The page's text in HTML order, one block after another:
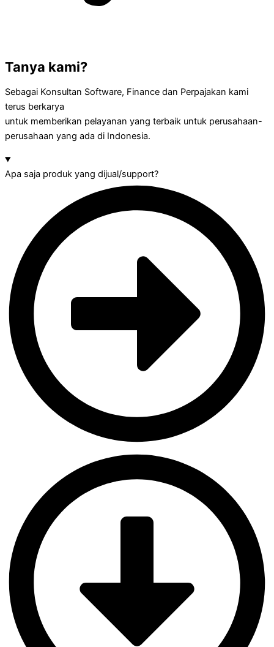
Tanya kami?
Sebagai Konsultan Software, Finance dan Perpajakan kami
terus berkarya
untuk memberikan pelayanan yang terbaik untuk perusahaan-
perusahaan yang ada di Indonesia.
Apa saja produk yang dijual/support?